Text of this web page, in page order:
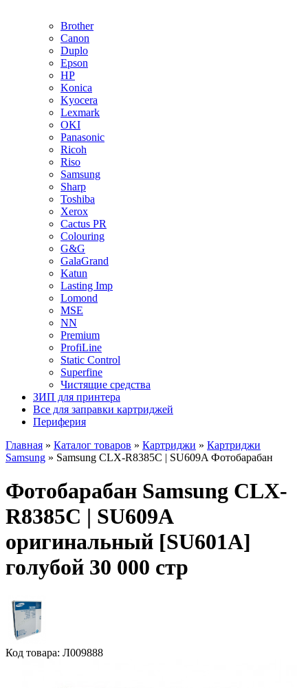
Brother
Canon
Duplo
Epson
HP
Konica
Kyocera
Lexmark
OKI
Panasonic
Ricoh
Riso
Samsung
Sharp
Toshiba
Xerox
Cactus PR
Colouring
G&G
GalaGrand
Katun
Lasting Imp
Lomond
MSE
NN
Premium
ProfiLine
Static Control
Superfine
Чистящие средства
ЗИП для принтера
Все для заправки картриджей
Периферия
Главная » Каталог товаров » Картриджи » Картриджи
Samsung » Samsung CLX-R8385C | SU609A Фотобарабан
Фотобарабан Samsung CLX-
R8385C | SU609A
оригинальный [SU601A]
голубой 30 000 стр
Код товара: Л009888